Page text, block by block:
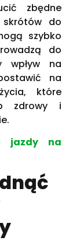
zbędne
do
szybko
do
wpływ na
na
które
zdrowy i
jazdy na